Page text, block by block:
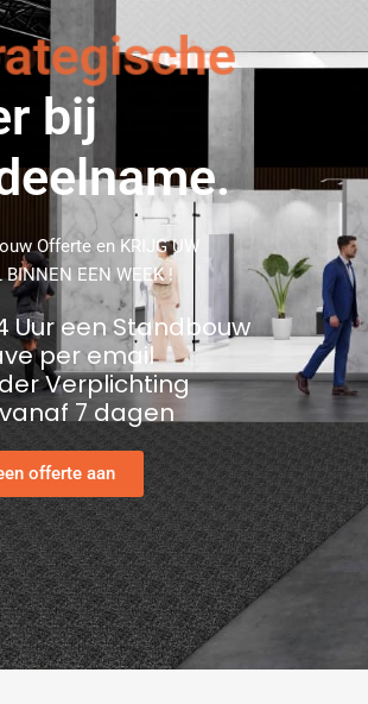
bij
Offerte en KRIJG UW
BINNEN EEN WEEK !
Uur een Standbouw
per email
Verplichting
7 dagen
offerte aan